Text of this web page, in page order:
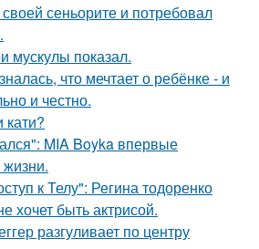
сеньорите и потребовал
мускулы показал.
что мечтает о ребёнке - и
и честно.
MIA Boyka впервые
жизни.
к Телу": Регина тодоренко
хочет быть актрисой.
разгуливает по центру